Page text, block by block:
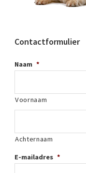
Contactformulier
Naam *
Voornaam
Achternaam
E-mailadres *